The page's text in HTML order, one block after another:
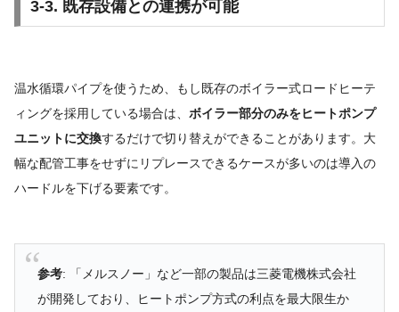
3-3. 既存設備との連携が可能
温水循環パイプを使うため、もし既存のボイラー式ロードヒーテ
ィングを採用している場合は、 ボイラー部分のみをヒートポンプ
ユニットに交換するだけで切り替えができることがあります。大
幅な配管工事をせずにリプレースできるケースが多いのは導入の
ハードルを下げる要素です。
参考: 「メルスノー」など一部の製品は三菱電機株式会社
が開発しており、ヒートポンプ方式の利点を最大限生か